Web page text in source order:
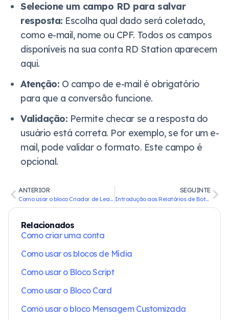
Selecione um campo RD para salvar
resposta: Escolha qual dado será coletado,
como e-mail, nome ou CPF. Todos os campos
disponíveis na sua conta RD Station aparecem
aqui.
Atenção: O campo de e-mail é obrigatório
para que a conversão funcione.
Validação: Permite checar se a resposta do
usuário está correta. Por exemplo, se for um e-
mail, pode validar o formato. Este campo é
opcional.
ANTERIOR
Como usar o bloco Criador de Lead no Ligo Bots
SEGUINTE
Introdução aos Relatórios de Bots no Ligo Bots
Relacionados
Como criar uma conta
Como usar os blocos de Mídia
Como usar o Bloco Script
Como usar o Bloco Card
Como usar o bloco Mensagem Customizada